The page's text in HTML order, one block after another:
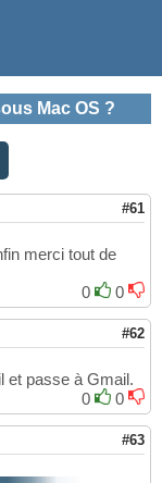
Mac OS ?
#61
merci tout de
0
0
#62
et passe à Gmail.
0
0
#63